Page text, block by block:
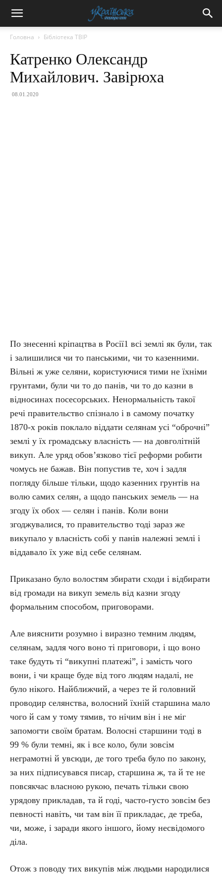
Головна Бібліотека ТВІР
Катренко Олександр
Михайлович. Завірюха
08.01.2020
По знесенні кріпацтва в Росії1 всі землі як були, так
і залишилися чи то панськими, чи то казенними.
Вільні ж уже селяни, користуючися тими не їхніми
грунтами, були чи то до панів, чи то до казни в
відносинах посесорських. Ненормальність такої
речі правительство спізнало і в самому початку
1870-х років поклало віддати селянам усі “оброчні”
землі у їх громадську власність — на довголітній
викуп. Але уряд обов’язково тієї реформи робити
чомусь не бажав. Він попустив те, хоч і задля
погляду більше тільки, щодо казенних грунтів на
волю самих селян, а щодо панських земель — на
згоду їх обох — селян і панів. Коли вони
згоджувалися, то правительство тоді зараз же
викупало у власність собі у панів належні землі і
віддавало їх уже від себе селянам.
Приказано було волостям збирати сходи і відбирати
від громади на викуп земель від казни згоду
формальним способом, приговорами.
Але вияснити розумно і виразно темним людям,
селянам, задля чого воно ті приговори, і що воно
таке будуть ті “викупні платежі”, і замість чого
вони, і чи краще буде від того людям надалі, не
було нікого. Найближчий, а через те й головний
проводир селянства, волосний їхній старшина мало
чого й сам у тому тямив, то нічим він і не міг
запомогти своїм братам. Волосні старшини тоді в
99 % були темні, як і все коло, були зовсім
неграмотні й увсюди, де того треба було по закону,
за них підписувався писар, старшина ж, та й те не
повсякчас власною рукою, печать тільки свою
урядову прикладав, та й годі, часто-густо зовсім без
певності навіть, чи там він її прикладає, де треба,
чи, може, і заради якого іншого, йому несвідомого
діла.
Отож з поводу тих викупів між людьми народилися